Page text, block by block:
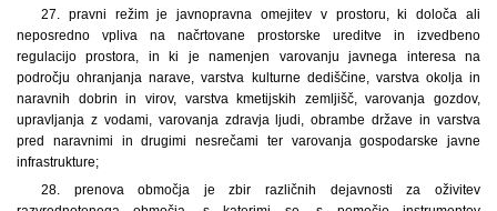
27. pravni režim je javnopravna omejitev v prostoru, ki določa ali
neposredno vpliva na načrtovane prostorske ureditve in izvedbeno
regulacijo prostora, in ki je namenjen varovanju javnega interesa na
področju ohranjanja narave, varstva kulturne dediščine, varstva okolja in
naravnih dobrin in virov, varstva kmetijskih zemljišč, varovanja gozdov,
upravljanja z vodami, varovanja zdravja ljudi, obrambe države in varstva
pred naravnimi in drugimi nesrečami ter varovanja gospodarske javne
infrastrukture;
28. prenova območja je zbir različnih dejavnosti za oživitev